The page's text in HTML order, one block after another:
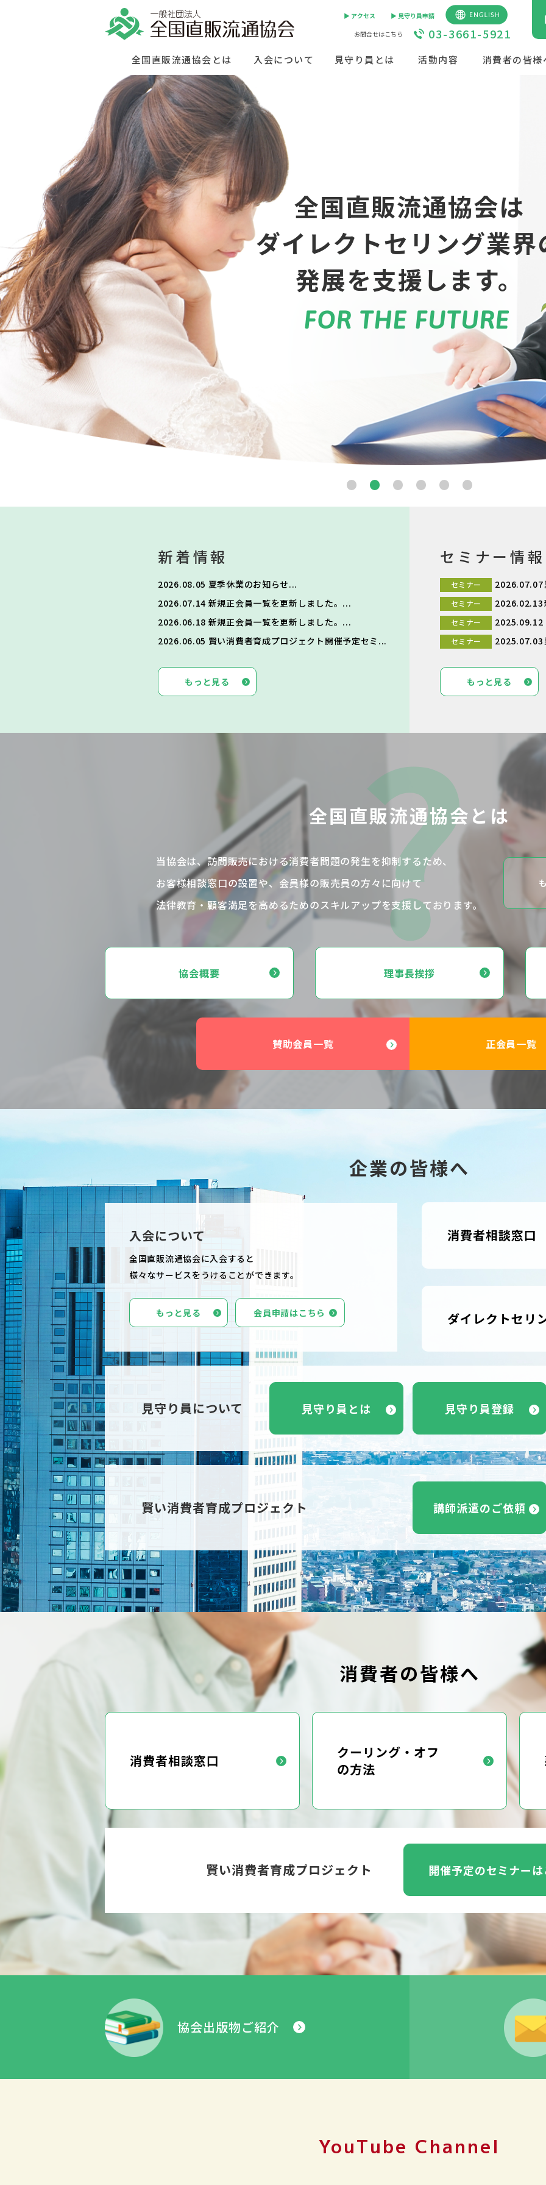
▶︎ アクセス ▶︎ 見守り員申請
お問合せはこちら 03-3661-5921
全国直販流通協会とは 入会について 見守り員とは 活動内容 消費者の皆様
消費者相談窓口
有資格者相談員が対応！
夜間・土日も対応！
消費者相談を早期、かつ柔軟に対処
消費者相談窓口へ
見守り員について
日常の生活や活動をしながら、
高齢者や児童などを
｢見守る｣社会貢献をしませんか？
見守り登録フォームへ
全国直販流通協会は
ダイレクトセリング業界
発展を支援します。
FOR THE FUTURE
ダイレクトセリング教育
販売員に、
特定商取引法や薬機法の
ポイントをレクチャーします。
ダイレクトセリング教育
セミナーイベント情報
様々なセミナーや協議会を
行なっております。
セミナーイベント情報へ
賢い消費者プロジェクト
消費生活センターや
消費者団体が主催するセミナーに
講師を無償で派遣します。
賢い消費者プロジェクトへ
消費者相談窓口
有資格者相談員が対応！
夜間・土日も対応！
消費者相談を早期、かつ柔軟に対処
消費者相談窓口へ
見守り員について
日常の生活や活動をしながら、
高齢者や児童などを
｢見守る｣社会貢献をしませんか？
見守り登録フォームへ
新着情報
2026.08.05 夏季休業のお知らせ...
2026.07.14 新規正会員一覧を更新しました。...
2026.06.18 新規正会員一覧を更新しました。...
2026.06.05 賢い消費者育成プロジェクト開催予定セミ...
もっと見る
セミナー情報
セミナー 2026.07.07
セミナー 2026.02.13
セミナー 2025.09.12
セミナー 2025.07.03
もっと見る
全国直販流通協会とは
当協会は、訪問販売における消費者問題の発生を抑制するため、
お客様相談窓口の設置や、会員様の販売員の方々に向けて
法律教育・顧客満足を高めるためのスキルアップを支援しております。
協会概要 理事長挨拶
賛助会員一覧 正会員一覧
企業の皆様へ
入会について
全国直販流通協会に入会すると
様々なサービスを うけることができます。
もっと見る 会員申請はこちら
消費者相談窓口
ダイレクトセリ
見守り員について 見守り員とは 見守り員登録
賢い消費者育成プロジェクト 講師派遣のご依頼
消費者の皆様へ
消費者相談窓口
クーリング・オフ
の方法
賢い消費者育成プロジェクト 開催予定のセミナー
協会出版物ご紹介
YouTube Channel